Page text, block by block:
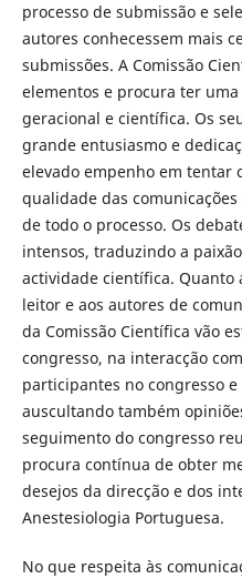
processo de submissão e
autores conhecessem mais
submissões. A Comissão
elementos e procura ter
geracional e científica. Os
grande entusiasmo e
elevado empenho em
qualidade das
de todo o processo. Os
intensos, traduzindo a
actividade científica. Quanto
leitor e aos autores de
da Comissão Científica vão
congresso, na interacção
participantes no congresso e
auscultando também
seguimento do congresso
procura contínua de obter
desejos da direcção e dos
Anestesiologia Portuguesa.
No que respeita às